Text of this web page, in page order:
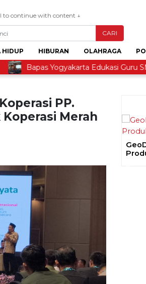
to continue with content ↓
CARI
HIDUP HIBURAN OLAHRAGA
Bapas Yogyakarta Edukasi Guru
PP.
Merah